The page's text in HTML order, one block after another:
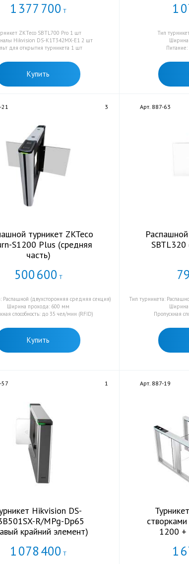
1 377 700 Т
ZKTeco SBTL700 Pro 1 шт
Hikvision DS-K1T342MX-E1 2 шт
для открытия турникета 1 шт
Купить
1
Тип
21 3
турникет ZKTeco
S1200 Plus (средняя
часть)
500600 Т
Распашной (двухсторонняя средняя секция)
Ширина прохода: 600 мм
способность: до 35 чел/мин (RFID)
Купить
Арт. 887-63
SBTL320
Тип турникета:
Пропускная
57 1
Hikvision DS-
R/MPg-Dp65
крайний элемент)
1078400 Т
Арт. 887-19
1200 +
1